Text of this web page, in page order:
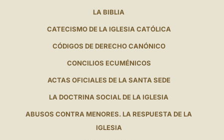
LA BIBLIA
CATECISMO DE LA IGLESIA CATÓLICA
CÓDIGOS DE DERECHO CANÓNICO
CONCILIOS ECUMÉNICOS
ACTAS OFICIALES DE LA SANTA SEDE
LA DOCTRINA SOCIAL DE LA IGLESIA
ABUSOS CONTRA MENORES. LA RESPUESTA DE LA
IGLESIA